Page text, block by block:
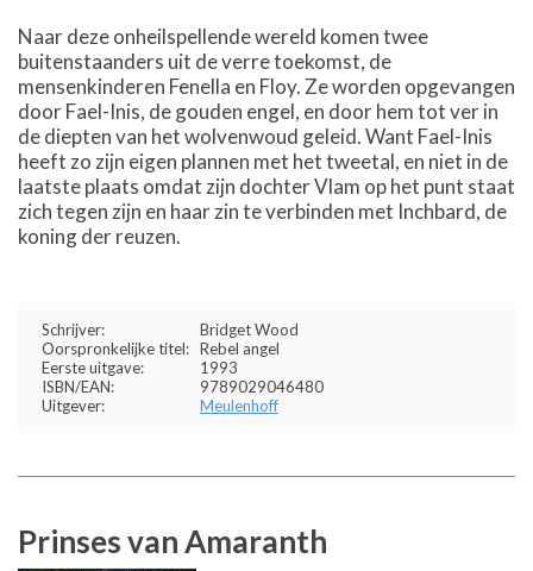
Naar deze onheilspellende wereld komen twee
buitenstaanders uit de verre toekomst, de
mensenkinderen Fenella en Floy. Ze worden opgevangen
door Fael-Inis, de gouden engel, en door hem tot ver in
de diepten van het wolvenwoud geleid. Want Fael-Inis
heeft zo zijn eigen plannen met het tweetal, en niet in de
laatste plaats omdat zijn dochter Vlam op het punt staat
zich tegen zijn en haar zin te verbinden met Inchbard, de
koning der reuzen.
Schrijver:
Bridget Wood
Oorspronkelijke titel: Rebel angel
Eerste uitgave:
1993
ISBN/EAN:
9789029046480
Uitgever:
Meulenhoff
Prinses van Amaranth